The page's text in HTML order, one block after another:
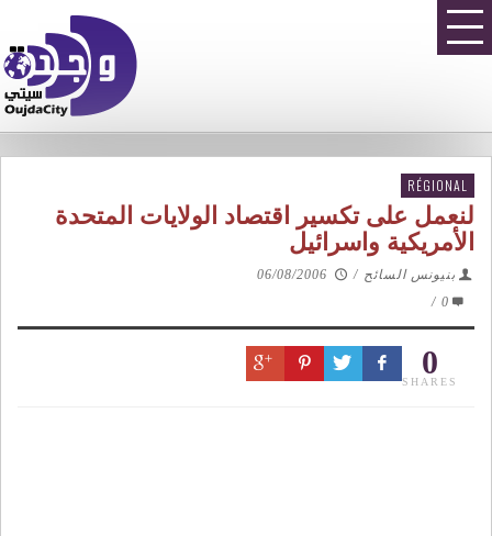
RÉGIONAL
لنعمل على تكسير اقتصاد الولايات المتحدة
الأمريكية واسرائيل
بنيونس السائح /
06/08/2006
0
/
0
SHARES